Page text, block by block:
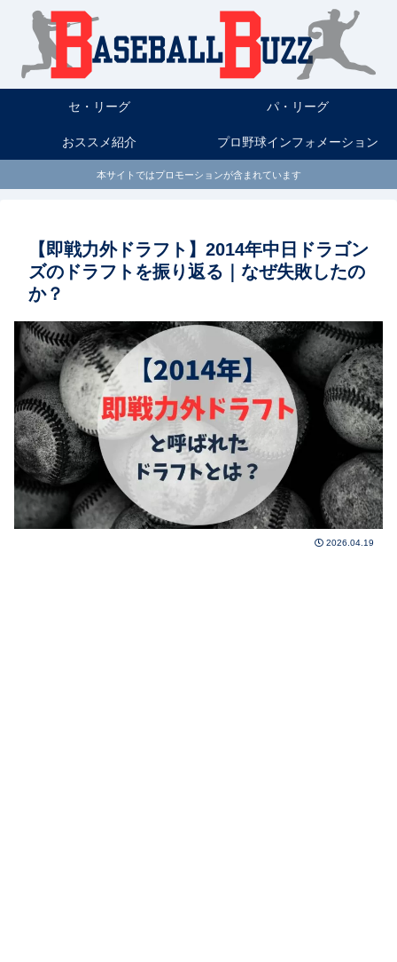
セ・リーグ パ・リーグ
おススメ紹介 プロ野球インフォメーション
本サイトではプロモーションが含まれています
【即戦力外ドラフト】2014年中日ドラゴン
ズのドラフトを振り返る｜なぜ失敗したの
か？
2026.04.19